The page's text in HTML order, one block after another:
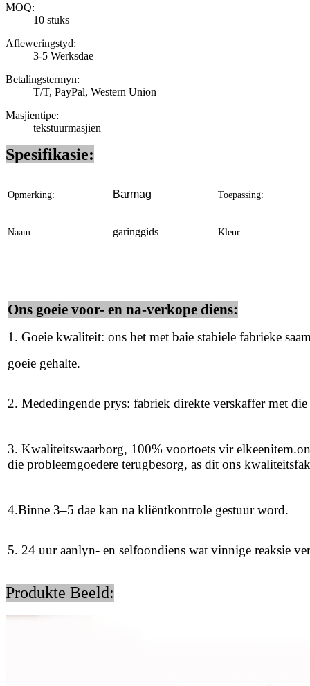
MOQ:
10 stuks
Afleweringstyd:
3-5 Werksdae
Betalingstermyn:
T/T, PayPal, Western Union
Masjientipe:
tekstuurmasjien
Spesifikasie:
Opmerking: Barmag Toepassing:
Naam: garinggids Kleur:
Ons goeie voor- en na-verkope diens:
1. Goeie kwaliteit: ons het met baie stabiele fabrieke
goeie gehalte.
2. Mededingende prys: fabriek direkte verskaffer met die
3. Kwaliteitswaarborg, 100% voortoets vir elkeenitem.
die probleemgoedere terugbesorg, as dit ons
4.Binne 3–5 dae kan na kliëntkontrole gestuur word.
5. 24 uur aanlyn- en selfoondiens wat vinnige reaksie
Produkte Beeld: